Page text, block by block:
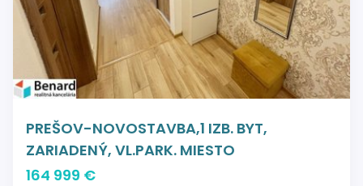
PREŠOV-NOVOSTAVBA,1 IZB. BYT,
ZARIADENÝ, VL.PARK. MIESTO
164 999 €